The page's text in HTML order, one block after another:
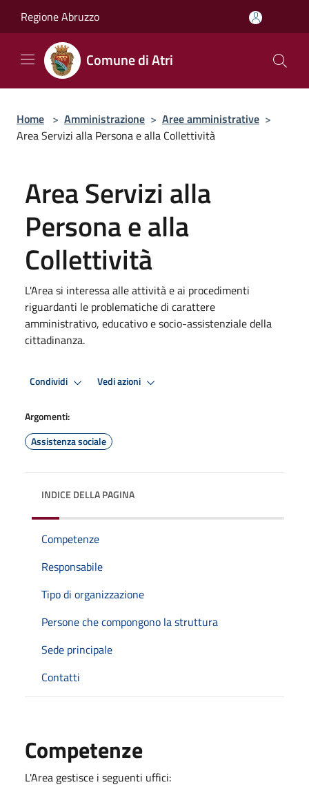
Regione Abruzzo
Comune di Atri
Home > Amministrazione > Aree amministrative >
Area Servizi alla Persona e alla Collettività
Area Servizi alla
Persona e alla
Collettività
L'Area si interessa alle attività e ai procedimenti
riguardanti le problematiche di carattere
amministrativo, educativo e socio-assistenziale della
cittadinanza.
Condividi Vedi azioni
Argomenti:
Assistenza sociale
INDICE DELLA PAGINA
Competenze
Responsabile
Tipo di organizzazione
Persone che compongono la struttura
Sede principale
Contatti
Competenze
L'Area gestisce i seguenti uffici: